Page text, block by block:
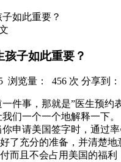
子如此重要？
浏览量： 456 次 分享到：
件事，那就是”医生预约
们一个一个地解释一下。
申请美国签字时，通过
了充分的准备，并清楚地
而且不会占用美国的福利